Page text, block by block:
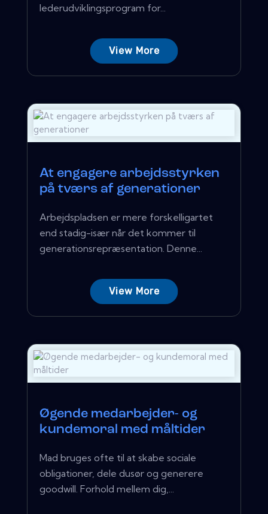
lederudviklingsprogram for...
View More
At engagere arbejdsstyrken
på tværs af generationer
Arbejdspladsen er mere forskelligartet
end stadig-især når det kommer til
generationsrepræsentation. Denne...
View More
Øgende medarbejder- og
kundemoral med måltider
Mad bruges ofte til at skabe sociale
obligationer, dele dusør og generere
goodwill. Forhold mellem dig,...